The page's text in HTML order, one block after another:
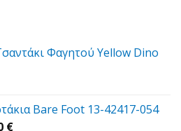
Φαγητού Yellow Dino
Bare Foot 13-42417-054
€Η